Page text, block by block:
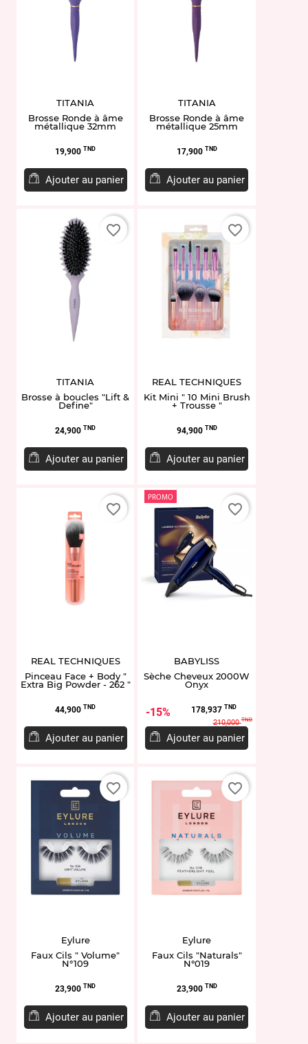
TITANIA
Brosse Ronde à âme
métallique 32mm
Prix
19,900 TND
Ajouter au panier
TITANIA
Brosse Ronde à âme
métallique 25mm
Prix
17,900 TND
Ajouter au panier
TITANIA
Brosse à boucles "Lift &
Define"
Prix
24,900 TND
Ajouter au panier
favorite_border
REAL TECHNIQUES
Kit Mini " 10 Mini Brush
+ Trousse "
Prix
94,900 TND
Ajouter au panier
favorite_border
REAL TECHNIQUES
Pinceau Face + Body "
Extra Big Powder - 262 "
Prix
44,900 TND
Ajouter au panier
favorite_border
PROMO
BABYLISS
Sèche Cheveux 2000W
Onyx
15% Prix
178,937 TNDPrix
de
base
210,000TND
Ajouter au panier
favorite_border
Eylure
Faux Cils " Volume"
N°109
Prix
23,900 TND
Ajouter au panier
favorite_border
Eylure
Faux Cils "Naturals"
N°019
Prix
23,900 TND
Ajouter au panier
favorite_border